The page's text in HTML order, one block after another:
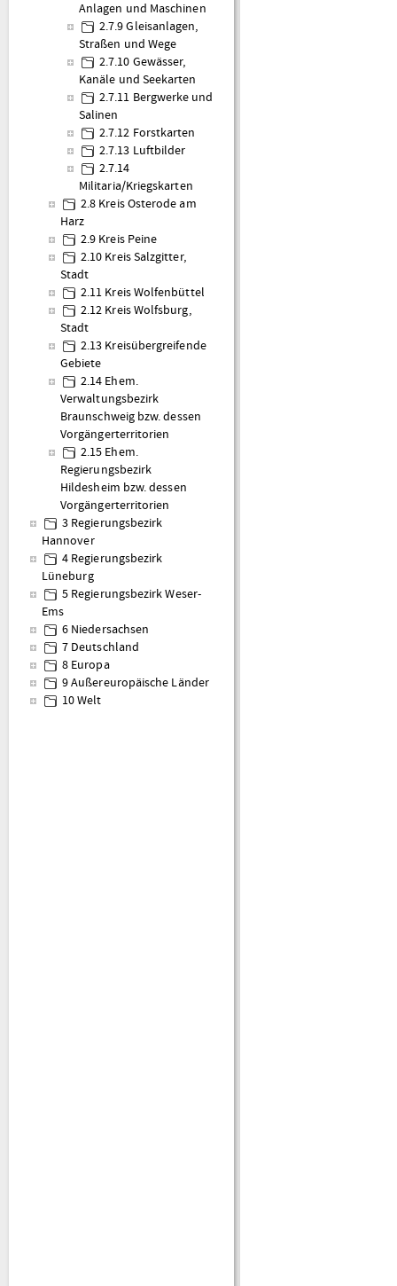
Anlagen und Maschinen
2.7.9 Gleisanlagen,
Straßen und Wege
2.7.10 Gewässer,
Kanäle und Seekarten
2.7.11 Bergwerke und
Salinen
2.7.12 Forstkarten
2.7.13 Luftbilder
2.7.14
Militaria/Kriegskarten
2.8 Kreis Osterode am
Harz
2.9 Kreis Peine
2.10 Kreis Salzgitter,
Stadt
2.11 Kreis Wolfenbüttel
2.12 Kreis Wolfsburg,
Stadt
2.13 Kreisübergreifende
Gebiete
2.14 Ehem.
Verwaltungsbezirk
Braunschweig bzw. dessen
Vorgängerterritorien
2.15 Ehem.
Regierungsbezirk
Hildesheim bzw. dessen
Vorgängerterritorien
3 Regierungsbezirk
Hannover
4 Regierungsbezirk
Lüneburg
5 Regierungsbezirk Weser-
Ems
6 Niedersachsen
7 Deutschland
8 Europa
9 Außereuropäische Länder
10 Welt